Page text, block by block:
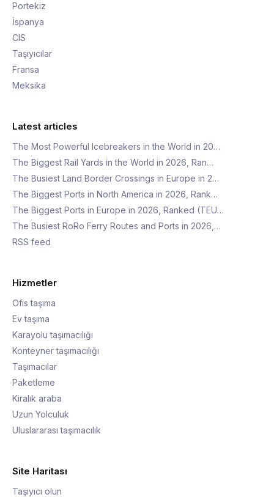
Portekiz
İspanya
CIS
Taşıyıcılar
Fransa
Meksika
Latest articles
The Most Powerful Icebreakers in the World in 20…
The Biggest Rail Yards in the World in 2026, Ran…
The Busiest Land Border Crossings in Europe in 2…
The Biggest Ports in North America in 2026, Rank…
The Biggest Ports in Europe in 2026, Ranked (TEU…
The Busiest RoRo Ferry Routes and Ports in 2026,…
RSS feed
Hizmetler
Ofis taşıma
Ev taşıma
Karayolu taşımacılığı
Konteyner taşımacılığı
Taşımacılar
Paketleme
Kiralık araba
Uzun Yolculuk
Uluslararası taşımacılık
Site Haritası
Taşıyıcı olun